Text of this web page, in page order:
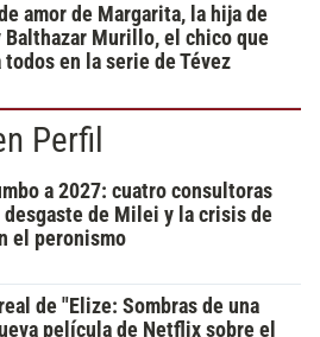
amor de Margarita, la hija de
Balthazar Murillo, el chico que
en la serie de Tévez
Perfil
a 2027: cuatro consultoras
de Milei y la crisis de
el peronismo
de "Elize: Sombras de una
película de Netflix sobre el